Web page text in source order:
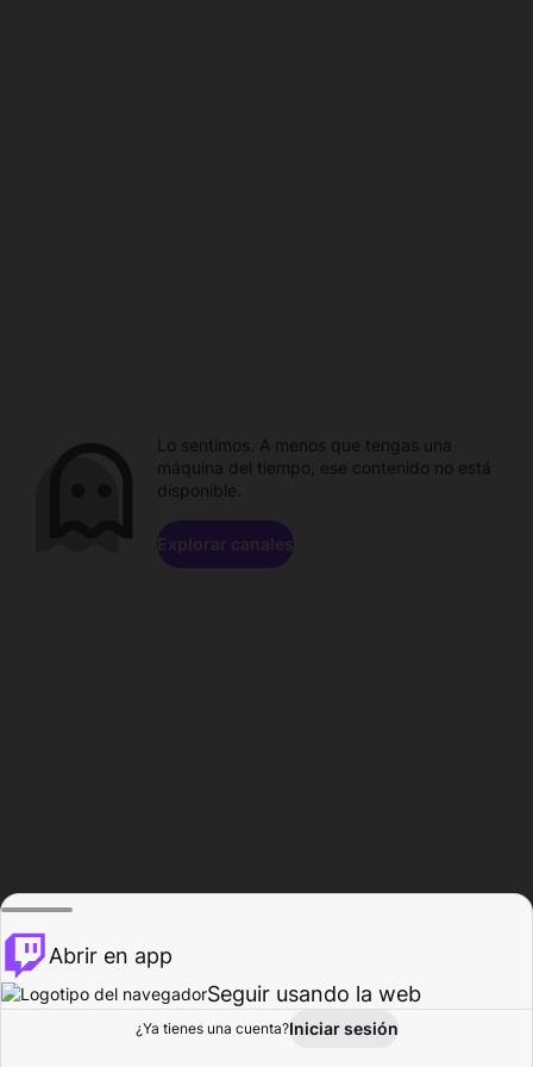
Explorar Actividad
Lo sentimos. A menos que tengas una
máquina del tiempo, ese contenido no está
disponible.
Explorar canales
Abrir en app
Seguir usando la web
¿Ya tienes una cuenta?Iniciar sesión